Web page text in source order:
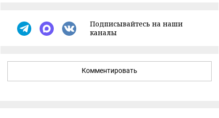
Подписывайтесь на наши
каналы
Комментировать